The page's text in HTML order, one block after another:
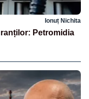
Ionuț Nichita
Petromidia